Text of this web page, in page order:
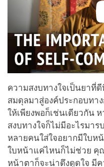
ความสงบทางใจเป็นยาที่
สมดุลมาสู่องค์ประกอบทา
ให้เพียงพอก็เช่นเดียวกัน
สงบทางใจก็ไม่มีอะไรมา
หลายคนใส่ใจอยากมีใบห
ใบหน้าแค่ไหนก็ไม่ช่วย คุ
หน้าตาก็จะน่าดึงดูดใจ มี